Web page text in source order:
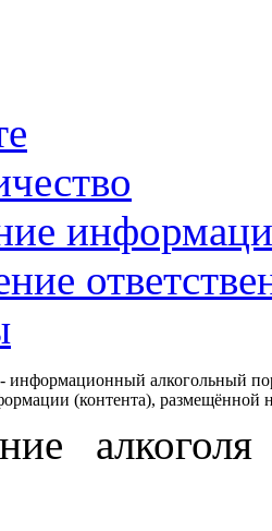
информационный алкогольный
(контента), размещённой